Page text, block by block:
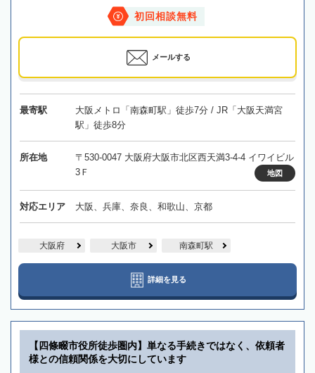
初回相談無料
メールする
最寄駅
大阪メトロ「南森町駅」徒歩7分 / JR「大阪天満宮
駅」徒歩8分
所在地
〒530-0047 大阪府大阪市北区西天満3-4-4 イワイビル
3Ｆ
地図
対応エリア 大阪、兵庫、奈良、和歌山、京都
大阪府 大阪市 南森町駅
詳細を見る
【四條畷市役所徒歩圏内】単なる手続きではなく、依頼者
様との信頼関係を大切にしています